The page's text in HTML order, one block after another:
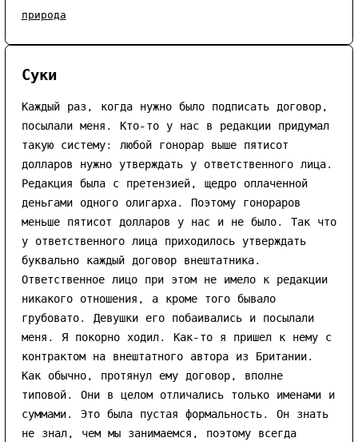
природа
Суки
Каждый раз, когда нужно было подписать договор,
посылали меня. Кто-то у нас в редакции придумал
такую систему: любой гонорар выше пятисот
долларов нужно утверждать у ответственного лица.
Редакция была с претензией, щедро оплаченной
деньгами одного олигарха. Поэтому гонораров
меньше пятисот долларов у нас и не было. Так что
у ответственного лица приходилось утверждать
буквально каждый договор внештатника.
Ответственное лицо при этом не имело к редакции
никакого отношения, а кроме того бывало
грубовато. Девушки его побаивались и посылали
меня. Я покорно ходил. Как-то я пришел к нему с
контрактом на внештатного автора из Британии.
Как обычно, протянул ему договор, вполне
типовой. Они в целом отличались только именами и
суммами. Это была пустая формальность. Он знать
не знал, чем мы занимаемся, поэтому всегда